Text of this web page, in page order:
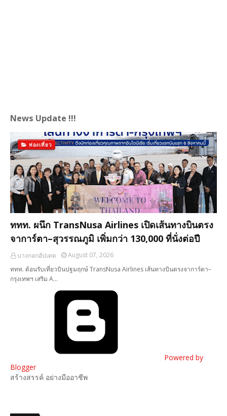
News Update !!!
ท่องเที่ยว
ททท. ผนึก TransNusa Airlines เปิดเส้นทางบินตรง
จาการ์ตา–สุวรรณภูมิ เพิ่มกว่า 130,000 ที่นั่งต่อปี
บางกอกอัปเดต
August 07, 2026
ททท. ต้อนรับเที่ยวบินปฐมฤกษ์ TransNusa Airlines เส้นทางบินตรงจาการ์ตา–
กรุงเทพฯ เสริม A…
Powered by
Blogger
สร้างสรรค์ อย่างมืออาชีพ